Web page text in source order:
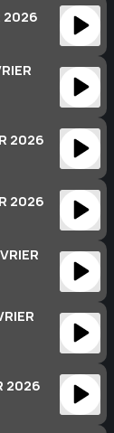
2026
2026
2026
2026